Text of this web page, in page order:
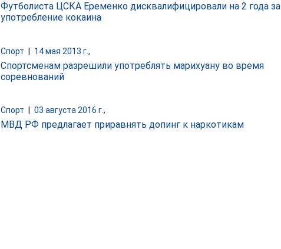
Футболиста ЦСКА Еременко дисквалифицировали на 2 года за
употребление кокаина
Спорт | 14 мая 2013 г.,
Спортсменам разрешили употреблять марихуану во время
соревнований
Спорт 03 августа 2016 г.,
МВД РФ предлагает приравнять допинг к наркотикам